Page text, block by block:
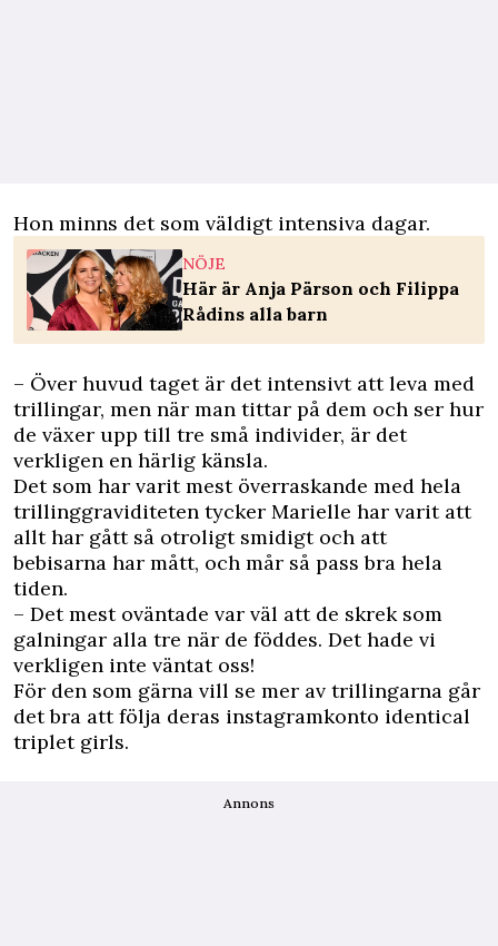
Hon minns det som väldigt intensiva dagar.
NÖJE
Här är Anja Pärson och Filippa
Rådins alla barn
– Över huvud taget är det intensivt att leva med
trillingar, men när man tittar på dem och ser hur
de växer upp till tre små individer, är det
verkligen en härlig känsla.
Det som har varit mest överraskande med hela
trillinggraviditeten tycker Marielle har varit att
allt har gått så otroligt smidigt och att
bebisarna har mått, och mår så pass bra hela
tiden.
– Det mest oväntade var väl att de skrek som
galningar alla tre när de föddes. Det hade vi
verkligen inte väntat oss!
För den som gärna vill se mer av trillingarna går
det bra att följa deras instagramkonto identical
triplet girls.
Annons